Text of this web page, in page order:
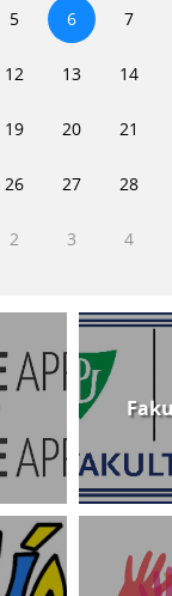
5 6 7
12 13 14
19 20 21
26 27 28
2 3 4